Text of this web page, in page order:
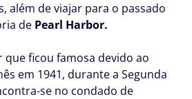
além de viajar para o passado
de Pearl Harbor.
que ficou famosa devido ao
em 1941, durante a Segunda
se no condado de